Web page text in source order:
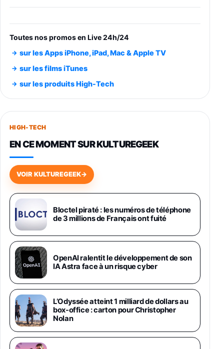
entraénement direct 3 vitesses (33-45-78
trs/min) avec pre-ampli intégré et port USB
Smartphone SAMSUNG Galaxy S26 Ultra
891,99€1199€Fnac (Vendeur Tiers)
Smartphone SAMSUNG Galaxy S26+ Violet
749,99€
648,63€834,71€
Samsung Galaxy Miracle Ultra, Smartphone
Android 5G avec Galaxy AI, 512 Go,
Chargeur Secteur Rapide 25W Inclus,
Smartphone déverrouillé, Noir, Version FR
1019€
Galaxy S26 Ultra 512 Go Bleu
1019€1399€Fnac (Vendeur Tiers)
Galaxy S26 Ultra 256 Go Violet
892€1199€Fnac (Vendeur Tiers)
Philips SHK2000BL - Casque Enfant - Bleu &
Répartiteur Audio 5 Casques, Blanc
Toutes nos promos en Live 24h/24
sur les Apps iPhone, iPad, Mac & Apple TV
sur les films iTunes
sur les produits High-Tech
HIGH-TECH
EN CE MOMENT SUR KULTUREGEEK
VOIR KULTUREGEEK→
Bloctel piraté : les numéros de téléphone
de 3 millions de Français ont fuité
OpenAI ralentit le développement de son
IA Astra face à un risque cyber
L’Odyssée atteint 1 milliard de dollars au
box-office : carton pour Christopher
Nolan